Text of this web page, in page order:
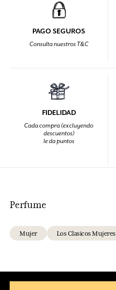
PAGO SEGUROS
Consulta nuestros T&C
FIDELIDAD
Cada compra (excluyendo
descuentos)
le da puntos
Perfume
Mujer Los Clasicos Mujeres